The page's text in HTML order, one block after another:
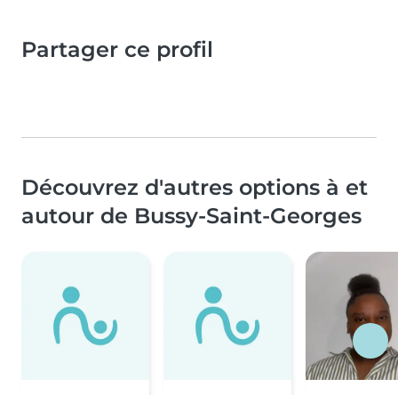
Partager ce profil
Découvrez d'autres options à et
autour de Bussy-Saint-Georges